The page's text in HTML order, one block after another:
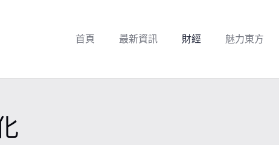
首頁 最新資訊 財經 魅力東方